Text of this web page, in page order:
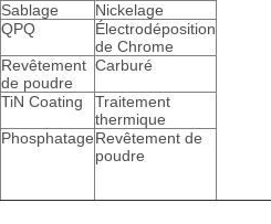
Sablage
Nickelage
QPQ
Électrodéposition
de Chrome
Revêtement
de poudre
Carburé
TiN Coating
Traitement
thermique
PhosphatageRevêtement de
poudre